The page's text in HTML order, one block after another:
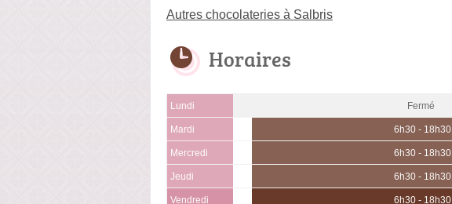
Autres chocolateries à Salbris
Horaires
Lundi Fermé
Mardi 6h30 - 18h30
Mercredi 6h30 - 18h30
Jeudi 6h30 - 18h30
Vendredi 6h30 - 18h30